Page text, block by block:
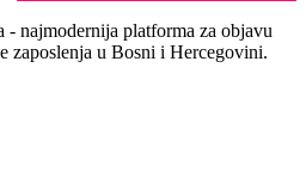
najmodernija platforma za objavu
zaposlenja u Bosni i Hercegovini.